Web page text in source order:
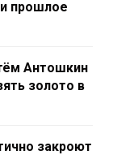
прошлое
Антошкин
золото в
закроют